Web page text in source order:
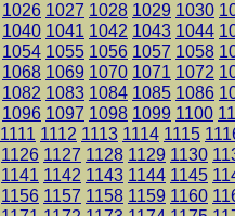
1026 1027 1028 1029 1030
1040 1041 1042 1043 1044
1054 1055 1056 1057 1058
1068 1069 1070 1071 1072
1082 1083 1084 1085 1086
1096 1097 1098 1099 1100
1111 1112 1113 1114 1115
1126 1127 1128 1129 1130
1141 1142 1143 1144 1145
1156 1157 1158 1159 1160